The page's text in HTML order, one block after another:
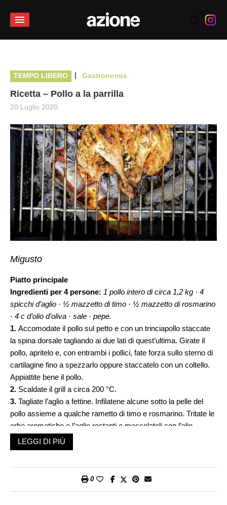
TEMPO LIBERO | Gastronomia
Ricetta – Pollo a la parrilla
20 Luglio 2020
Migusto
Piatto principale
Ingredienti per 4 persone: 1 pollo intero di circa 1,2 kg · 4
spicchi d’aglio · ½ mazzetto di timo · ½ mazzetto di rosmarino
· 4 c d’olio d’oliva · sale · pepe.
1. Accomodate il pollo sul petto e con un trinciapollo staccate
la spina dorsale tagliando ai due lati di quest’ultima. Girate il
pollo, apritelo e, con entrambi i pollici, fate forza sullo sterno di
cartilagine fino a spezzarlo oppure staccatelo con un coltello.
Appiattite bene il pollo.
2. Scaldate il grill a circa 200 °C.
3. Tagliate l’aglio a fettine. Infilatene alcune sotto la pelle del
pollo assieme a qualche rametto di timo e rosmarino. Tritate le
erbe aromatiche e l’aglio restanti e mescolateli con l’olio.
Sfregate il pollo con la metà dell’olio aromatizzato e conditelo
con sale e pepe. Grigliate il pollo a calore moderato indiretto
Cinque minuti prima di fine cottura, spennellate il pollo con il
LEGGI DI PIÙ
0